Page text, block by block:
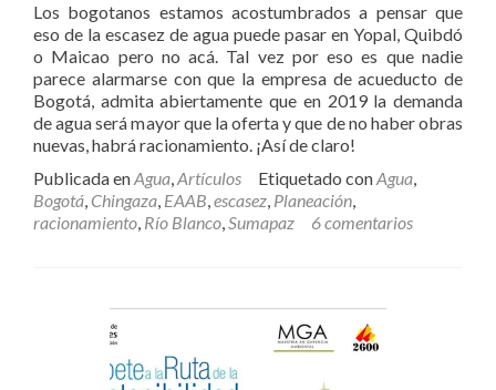
Los bogotanos estamos acostumbrados a pensar que
eso de la escasez de agua puede pasar en Yopal, Quibdó
o Maicao pero no acá. Tal vez por eso es que nadie
parece alarmarse con que la empresa de acueducto de
Bogotá, admita abiertamente que en 2019 la demanda
de agua será mayor que la oferta y que de no haber obras
nuevas, habrá racionamiento. ¡Así de claro!
Publicada enAgua,Artículos Etiquetado conAgua,
Bogotá, Chingaza, EAAB,escasez, Planeación,
racionamiento, Río Blanco,Sumapaz 6 comentarios